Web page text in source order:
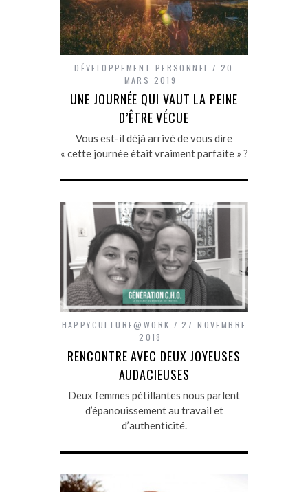
DÉVELOPPEMENT PERSONNEL
20
MARS 2019
UNE JOURNÉE QUI VAUT LA PEINE
D’ÊTRE VÉCUE
Vous est-il déjà arrivé de vous dire
« cette journée était vraiment parfaite » ?
HAPPYCULTURE@WORK
27 NOVEMBRE
2018
RENCONTRE AVEC DEUX JOYEUSES
AUDACIEUSES
Deux femmes pétillantes nous parlent
d’épanouissement au travail et
d’authenticité.